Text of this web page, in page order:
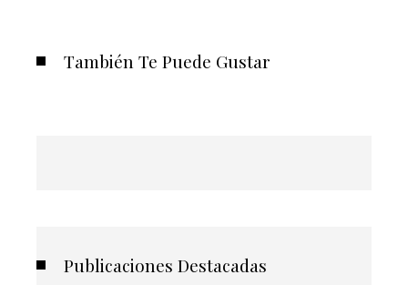
También Te Puede Gustar
Publicaciones Destacadas